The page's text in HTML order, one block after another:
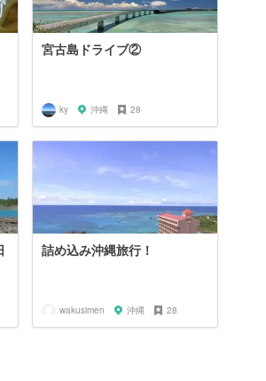
宮古島ドライブ②
ky 沖縄 28
詰め込み沖縄旅行！
wakusimen 沖縄 28